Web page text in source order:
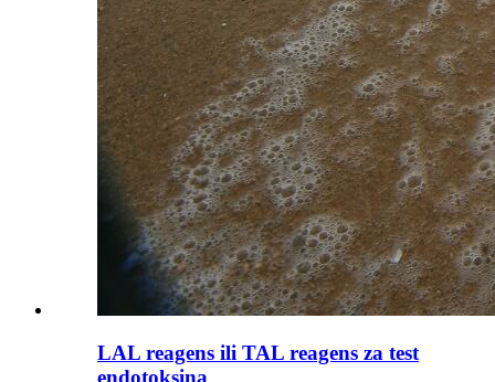
LAL reagens ili TAL reagens za test
endotoksina